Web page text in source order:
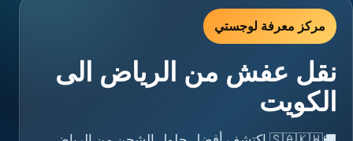
مركز معرفة لوجستي
نقل عفش من الرياض الى
الكويت